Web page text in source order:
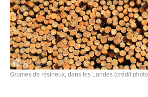
Grumes de résineux, dans les Landes (crédit